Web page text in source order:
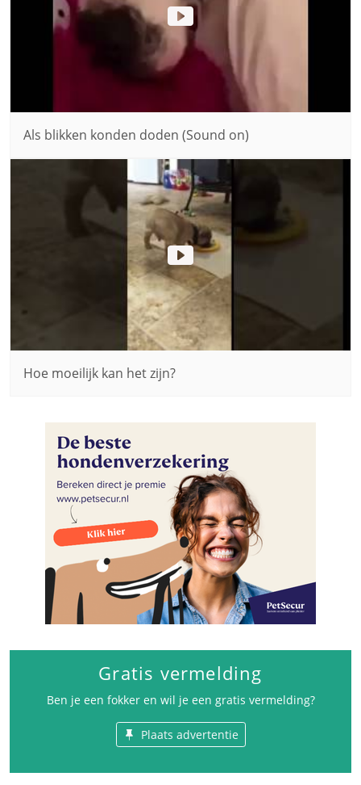
Als blikken konden doden (Sound on)
Hoe moeilijk kan het zijn?
Gratis vermelding
Ben je een fokker en wil je een gratis vermelding?
Plaats advertentie